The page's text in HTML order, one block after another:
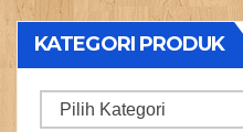
KATEGORI PRODUK
Kategori